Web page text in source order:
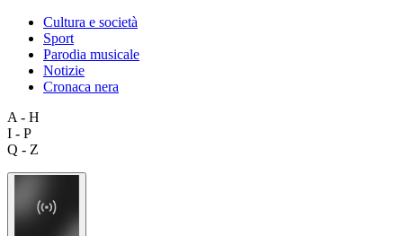
Cultura e società
Sport
Parodia musicale
Notizie
Cronaca nera
A - H
I - P
Q - Z